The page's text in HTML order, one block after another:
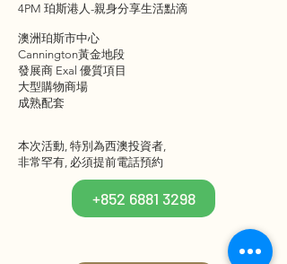
4PM 珀斯港人-親身分享生活點滴
澳洲珀斯市中心
Cannington黃金地段
發展商 Exal 優質項目
大型購物商場
成熟配套
本次活動, 特別為西澳投資者,
非常罕有, 必須提前電話預約
+852 6881 3298